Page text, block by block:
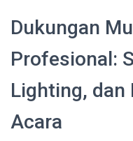
Dukungan
Profesional:
Lighting, dan
Acara